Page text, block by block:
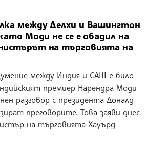
между Делхи и Вашингтон
Моди не се е обадил на
на търговията на
между Индия и САЩ е било
премиер Нарендра Моди
разговор с президента Доналд
преговорите. Това заяви днес
на търговията Хауърд